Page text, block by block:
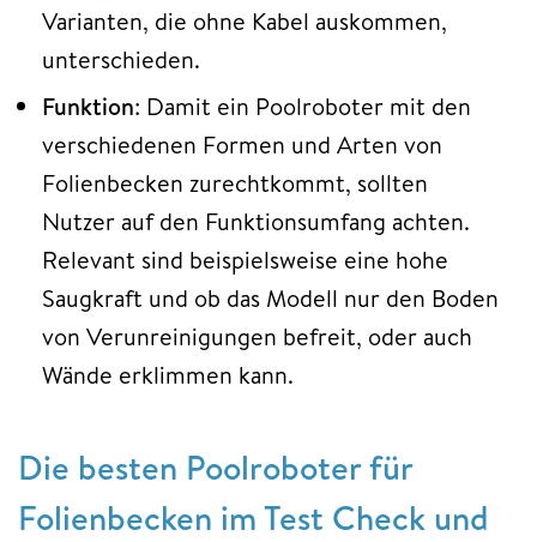
Varianten, die ohne Kabel auskommen,
unterschieden.
Funktion: Damit ein Poolroboter mit den
verschiedenen Formen und Arten von
Folienbecken zurechtkommt, sollten
Nutzer auf den Funktionsumfang achten.
Relevant sind beispielsweise eine hohe
Saugkraft und ob das Modell nur den Boden
von Verunreinigungen befreit, oder auch
Wände erklimmen kann.
Die besten Poolroboter für
Folienbecken im Test Check und